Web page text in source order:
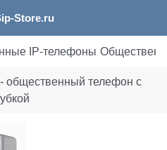
Store.ru
IP-телефоны
общественный телефон с